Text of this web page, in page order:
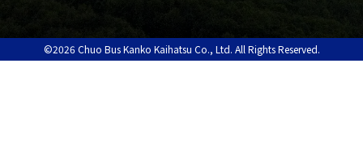
©2026 Chuo Bus Kanko Kaihatsu Co., Ltd. All Rights Reserved.